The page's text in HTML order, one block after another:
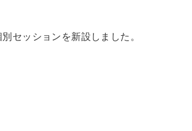
セッションを新設しました。